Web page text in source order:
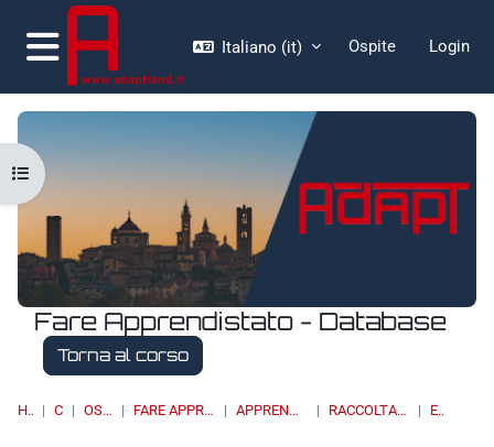
Vai al contenuto principale
Pannello laterale
Italiano ‎(it)‎ Ospite Login
Fare Apprendistato - Database
Torna al corso
HOME CORSI OSSERVATORI FARE APPRENDISTATO - DATABASE APPRENDISTATO DI III LIVELLO RACCOLTA NORMATIVE REGIONALI ELENCO
Apri indice del corso